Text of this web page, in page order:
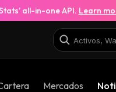
all-in-one API. Learn
Mercados